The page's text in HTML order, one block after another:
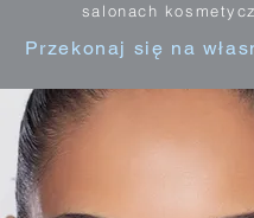
salonach
Przekonaj się na